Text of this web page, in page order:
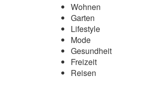
Wohnen
Garten
Lifestyle
Mode
Gesundheit
Freizeit
Reisen